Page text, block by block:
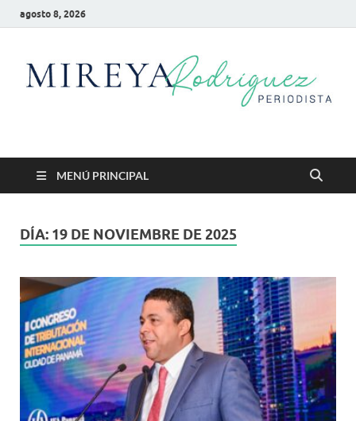
agosto 8, 2026
Mireya Rodriguez
MENÚ PRINCIPAL
DÍA: 19 DE NOVIEMBRE DE 2025